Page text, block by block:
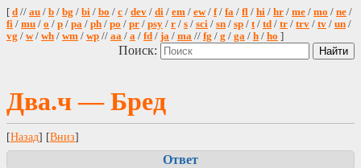
[ d // au / b / bg / bi / bo / c / dev / di / em / ew/ f/ fa / fl / hi / hr / me / mo / ne /
fi / mu / o / p / pa / ph / po / pr / psy / r / s / sci / sn / sp / t/ td / tr / trv / tv / un /
vg / w/ wh / wm / wp // aa / a / fd / ja / ma // fg / g / ga / h / ho ]
Поиск:
Два.ч — Бред
[Назад] [Вниз]
Ответ